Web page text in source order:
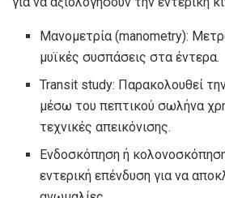
Μανομετρία (manometry):
μυϊκές συσπάσεις στα έντερα.
Transit study: Παρακολουθεί
μέσω του πεπτικού σωλήνα
τεχνικές απεικόνισης.
Ενδοσκόπηση ή
εντερική επένδυση για να